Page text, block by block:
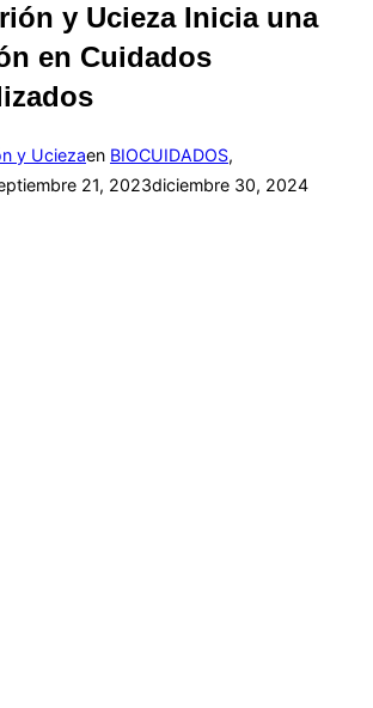
y Ucieza Inicia una
en Cuidados
y Uciezaen BIOCUIDADOS,
21, 2023diciembre 30, 2024